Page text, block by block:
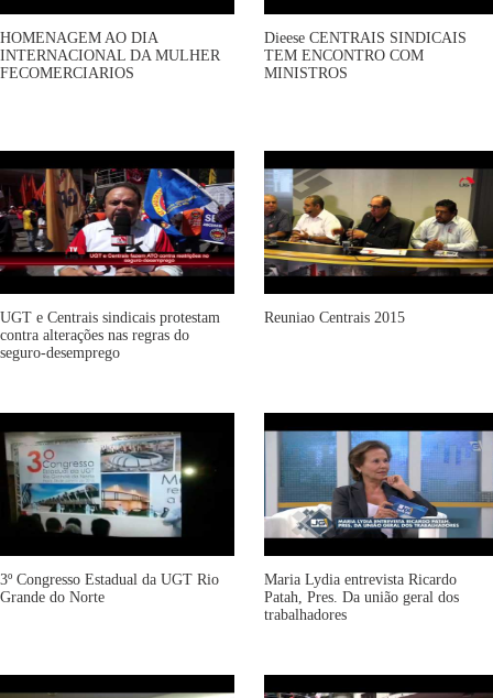
HOMENAGEM AO DIA
INTERNACIONAL DA MULHER
FECOMERCIARIOS
Dieese CENTRAIS SINDICAIS
TEM ENCONTRO COM
MINISTROS
UGT e Centrais sindicais protestam
contra alterações nas regras do
seguro-desemprego
Reuniao Centrais 2015
3º Congresso Estadual da UGT Rio
Grande do Norte
Maria Lydia entrevista Ricardo
Patah, Pres. Da união geral dos
trabalhadores